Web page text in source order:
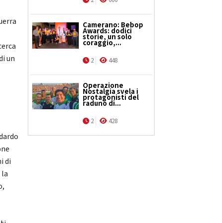
un
di
Camerano: Bebop
Awards: dodici
storie, un solo
coraggio,...
2 448
Operazione
Nostalgia svela i
protagonisti del
raduno di...
2 428